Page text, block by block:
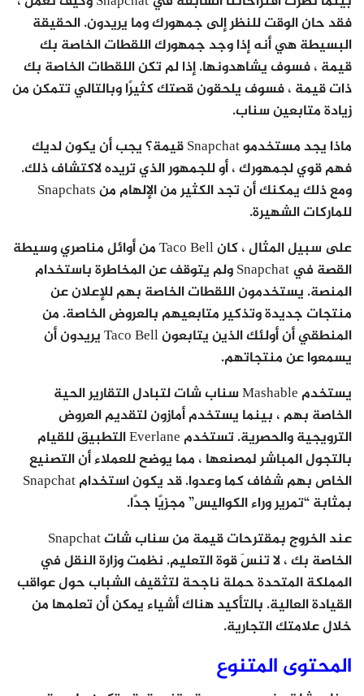
فقد حان الوقت للنظر إلى جمهورك وما يريدون. الحقيقة
البسيطة هي أنه إذا وجد جمهورك اللقطات الخاصة بك
قيمة ، فسوف يشاهدونها. إذا لم تكن اللقطات الخاصة بك
ذات قيمة ، فسوف يلحقون قصتك كثيرًا وبالتالي تتمكن من
زيادة متابعين سناب.
ماذا يجد مستخدمو Snapchat قيمة؟ يجب أن يكون لديك
فهم قوي لجمهورك ، أو للجمهور الذي تريده لاكتشاف ذلك.
ومع ذلك يمكنك أن تجد الكثير من الإلهام من Snapchats
للماركات الشهيرة.
على سبيل المثال ، كان Taco Bell من أوائل مناصري وسيطة
القصة في Snapchat ولم يتوقف عن المخاطرة باستخدام
المنصة. يستخدمون اللقطات الخاصة بهم للإعلان عن
منتجات جديدة وتذكير متابعيهم بالعروض الخاصة. من
المنطقي أن أولئك الذين يتابعون Taco Bell يريدون أن
يسمعوا عن منتجاتهم.
يستخدم Mashable سناب شات لتبادل التقارير الحية
الخاصة بهم ، بينما يستخدم أمازون لتقديم العروض
الترويجية والحصرية. تستخدم Everlane التطبيق للقيام
بالتجول المباشر لمصنعها ، مما يوضح للعملاء أن التصنيع
الخاص بهم شفاف كما وعدوا. قد يكون استخدام Snapchat
بمثابة “تمرير وراء الكواليس” مجزيًا جدًا.
عند الخروج بمقترحات قيمة من سناب شات Snapchat
الخاصة بك ، لا تنسَ قوة التعليم. نظمت وزارة النقل في
المملكة المتحدة حملة ناجحة لتثقيف الشباب حول عواقب
القيادة العالية. بالتأكيد هناك أشياء يمكن أن تعلمها من
خلال علامتك التجارية.
المحتوى المتنوع